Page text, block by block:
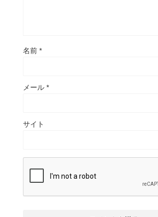
名前 *
メール *
サイト